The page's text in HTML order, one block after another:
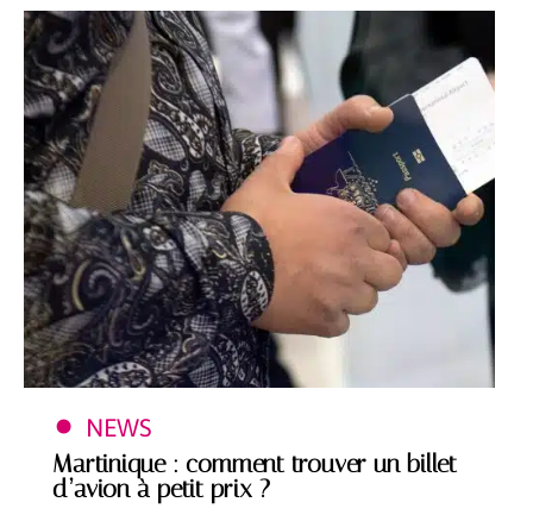
NEWS
Martinique : comment trouver un billet
d’avion à petit prix ?